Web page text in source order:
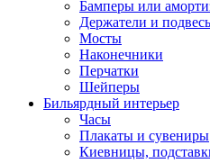
Бамперы или
Держатели и
Мосты
Наконечники
Перчатки
Шейперы
Бильярдный интерьер
Часы
Плакаты и сувениры
Киевницы,